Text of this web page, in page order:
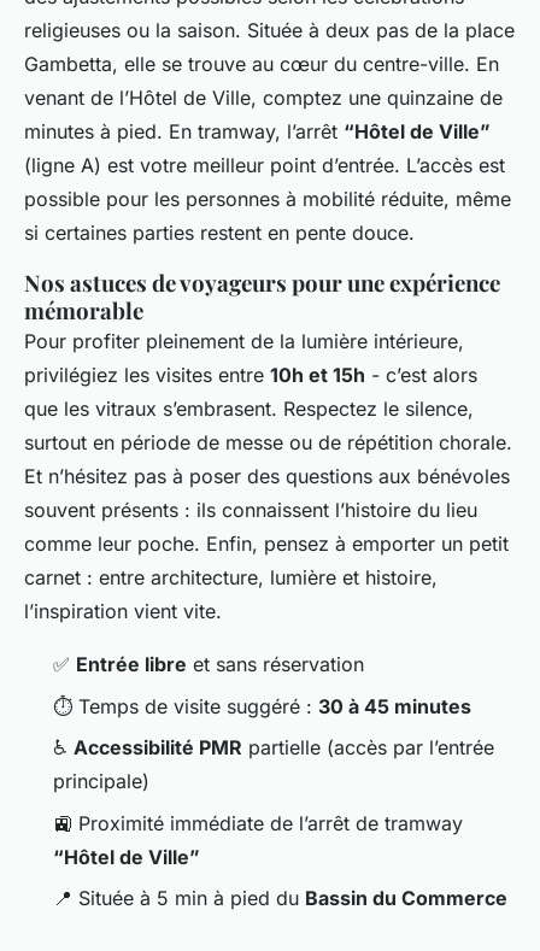
religieuses ou la saison. Située à deux pas de la place
Gambetta, elle se trouve au cœur du centre-ville. En
venant de l’Hôtel de Ville, comptez une quinzaine de
minutes à pied. En tramway, l’arrêt “Hôtel de Ville”
(ligne A) est votre meilleur point d’entrée. L’accès est
possible pour les personnes à mobilité réduite, même
si certaines parties restent en pente douce.
Nos astuces de voyageurs pour une expérience
mémorable
Pour profiter pleinement de la lumière intérieure,
privilégiez les visites entre 10h et 15h - c’est alors
que les vitraux s’embrasent. Respectez le silence,
surtout en période de messe ou de répétition chorale.
Et n’hésitez pas à poser des questions aux bénévoles
souvent présents : ils connaissent l’histoire du lieu
comme leur poche. Enfin, pensez à emporter un petit
carnet : entre architecture, lumière et histoire,
l’inspiration vient vite.
✅ Entrée libre et sans réservation
⏱️ Temps de visite suggéré : 30 à 45 minutes
♿ Accessibilité PMR partielle (accès par l’entrée
principale)
🚉 Proximité immédiate de l’arrêt de tramway
“Hôtel de Ville”
📍 Située à 5 min à pied du Bassin du Commerce